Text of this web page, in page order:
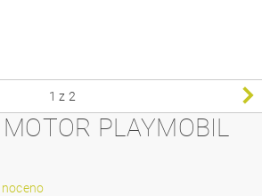
1 z 2
PLAYMOBIL